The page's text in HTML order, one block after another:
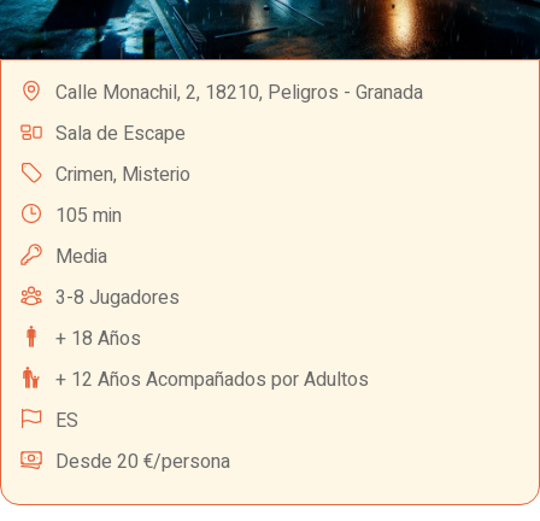
Calle Monachil, 2, 18210, Peligros - Granada
Sala de Escape
Crimen, Misterio
105 min
Media
3-8 Jugadores
+ 18 Años
+ 12 Años Acompañados por Adultos
ES
Desde 20 €/persona